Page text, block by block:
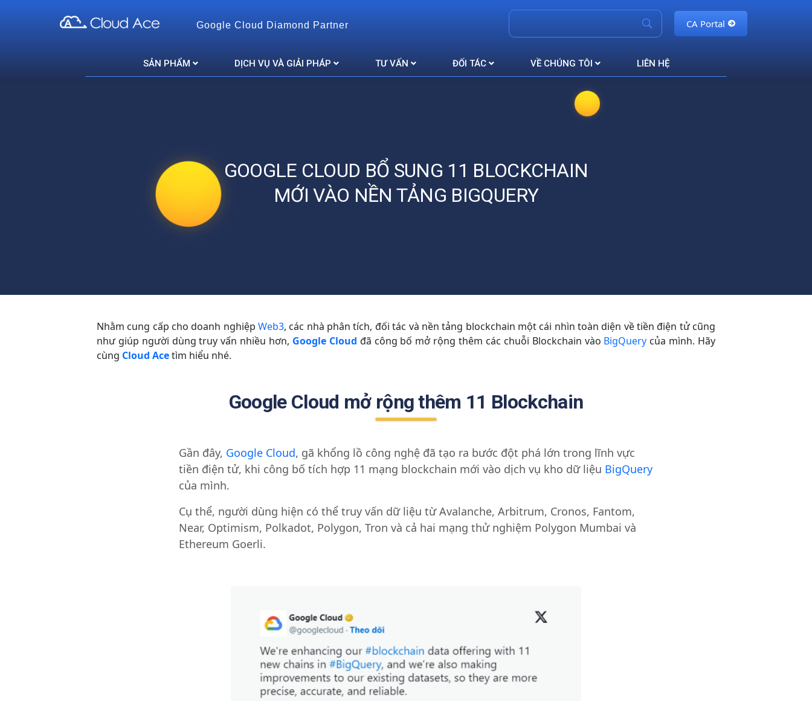
Google Cloud Diamond Partner CA Portal
SẢN PHẨM DỊCH VỤ VÀ GIẢI PHÁP TƯ VẤN ĐỐI TÁC VỀ CHÚNG TÔI LIÊN HỆ
GOOGLE CLOUD BỔ SUNG 11 BLOCKCHAIN
MỚI VÀO NỀN TẢNG BIGQUERY
Nhằm cung cấp cho doanh nghiệpWeb3, các nhà phân tích, đối tác và nền tảng blockchain một cái nhìn toàn diện về tiền điện tử cũng
như giúp người dùng truy vấn nhiều hơn, Google Cloud đã công bố mở rộng thêm các chuỗi Blockchain vào BigQuery của mình. Hãy
cùng Cloud Acetìm hiểu nhé.
Google Cloud mở rộng thêm 11 Blockchain
Gần đây, Google Cloud, gã khổng lồ công nghệ đã tạo ra bước đột phá lớn trong lĩnh vực
tiền điện tử, khi công bố tích hợp 11 mạng blockchain mới vào dịch vụ kho dữ liệu BigQuery
của mình.
Cụ thể, người dùng hiện có thể truy vấn dữ liệu từ Avalanche, Arbitrum, Cronos, Fantom,
Near, Optimism, Polkadot, Polygon, Tron và cả hai mạng thử nghiệm Polygon Mumbai và
Ethereum Goerli.